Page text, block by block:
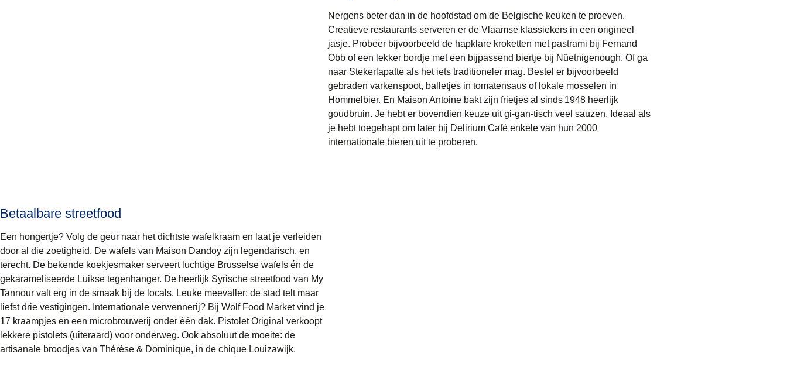
Nergens beter dan in de hoofdstad om de Belgische keuken te proeven.
Creatieve restaurants serveren er de Vlaamse klassiekers in een origineel
jasje. Probeer bijvoorbeeld de hapklare kroketten met pastrami bij Fernand
Obb of een lekker bordje met een bijpassend biertje bij Nüetnigenough. Of ga
naar Stekerlapatte als het iets traditioneler mag. Bestel er bijvoorbeeld
gebraden varkenspoot, balletjes in tomatensaus of lokale mosselen in
Hommelbier. En Maison Antoine bakt zijn frietjes al sinds 1948 heerlijk
goudbruin. Je hebt er bovendien keuze uit gi-gan-tisch veel sauzen. Ideaal als
je hebt toegehapt om later bij Delirium Café enkele van hun 2000
internationale bieren uit te proberen.
Betaalbare streetfood
Een hongertje? Volg de geur naar het dichtste wafelkraam en laat je verleiden
door al die zoetigheid. De wafels van Maison Dandoy zijn legendarisch, en
terecht. De bekende koekjesmaker serveert luchtige Brusselse wafels én de
gekarameliseerde Luikse tegenhanger. De heerlijk Syrische streetfood van My
Tannour valt erg in de smaak bij de locals. Leuke meevaller: de stad telt maar
liefst drie vestigingen. Internationale verwennerij? Bij Wolf Food Market vind je
17 kraampjes en een microbrouwerij onder één dak. Pistolet Original verkoopt
lekkere pistolets (uiteraard) voor onderweg. Ook absoluut de moeite: de
artisanale broodjes van Thérèse & Dominique, in de chique Louizawijk.